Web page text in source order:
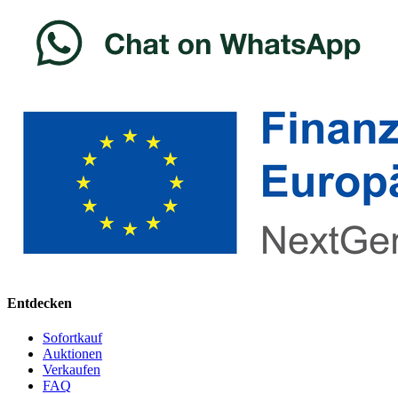
Entdecken
Sofortkauf
Auktionen
Verkaufen
FAQ